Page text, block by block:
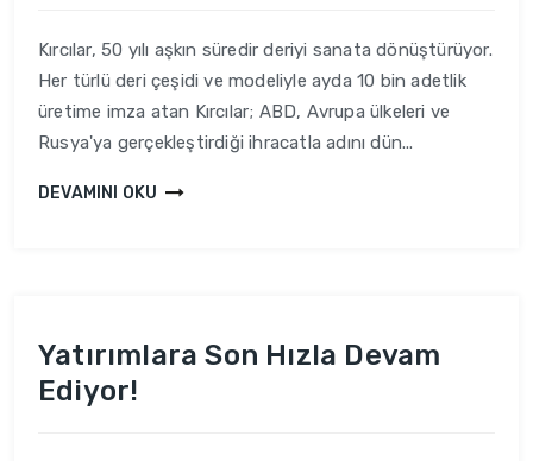
Kırcılar, 50 yılı aşkın süredir deriyi sanata dönüştürüyor.
Her türlü deri çeşidi ve modeliyle ayda 10 bin adetlik
üretime imza atan Kırcılar; ABD, Avrupa ülkeleri ve
Rusya'ya gerçekleştirdiği ihracatla adını dün...
DEVAMINI OKU
Yatırımlara Son Hızla Devam
Ediyor!